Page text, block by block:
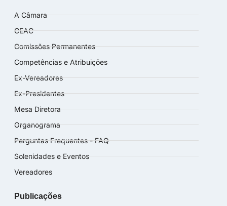
A Câmara
CEAC
Comissões Permanentes
Competências e Atribuições
Ex-Vereadores
Ex-Presidentes
Mesa Diretora
Organograma
Perguntas Frequentes - FAQ
Solenidades e Eventos
Vereadores
Publicações